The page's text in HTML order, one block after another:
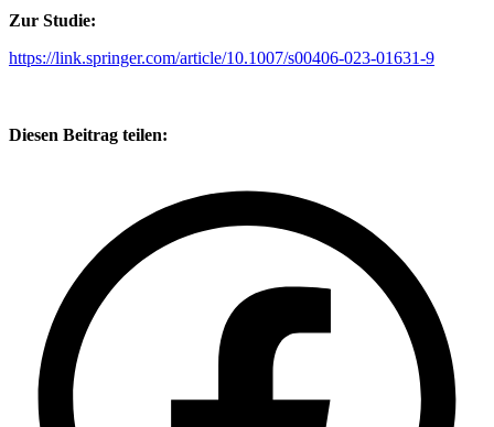
Zur Studie:
https://link.springer.com/article/10.1007/s00406-023-01631-9
Diesen Beitrag teilen: